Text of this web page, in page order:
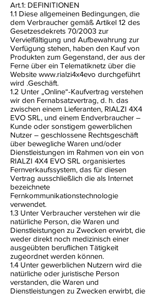
Art.1: DEFINITIONEN
1.1 Diese allgemeinen Bedingungen, die
dem Verbraucher gemäß Artikel 12 des
Gesetzesdekrets 70/2003 zur
Vervielfältigung und Aufbewahrung zur
Verfügung stehen, haben den Kauf von
Produkten zum Gegenstand, der aus der
Ferne über ein Telematiknetz über die
Website www.rialzi4x4evo durchgeführt
wird .Geschäft.
1.2 Unter „Online“-Kaufvertrag verstehen
wir den Fernabsatzvertrag, d. h. das
zwischen einem Lieferanten, RIALZI 4X4
EVO SRL, und einem Endverbraucher –
Kunde oder sonstigem gewerblichen
Nutzer – geschlossene Rechtsgeschäft
über bewegliche Waren und/oder
Dienstleistungen im Rahmen von ein von
RIALZI 4X4 EVO SRL organisiertes
Fernverkaufssystem, das für diesen
Vertrag ausschließlich die als Internet
bezeichnete
Fernkommunikationstechnologie
verwendet.
1.3 Unter Verbraucher verstehen wir die
natürliche Person, die Waren und
Dienstleistungen zu Zwecken erwirbt, die
weder direkt noch medizinisch einer
ausgeübten beruflichen Tätigkeit
zugeordnet werden können.
1.4 Unter gewerblichen Nutzern wird die
natürliche oder juristische Person
verstanden, die Waren und
Dienstleistungen zu Zwecken erwirbt, die